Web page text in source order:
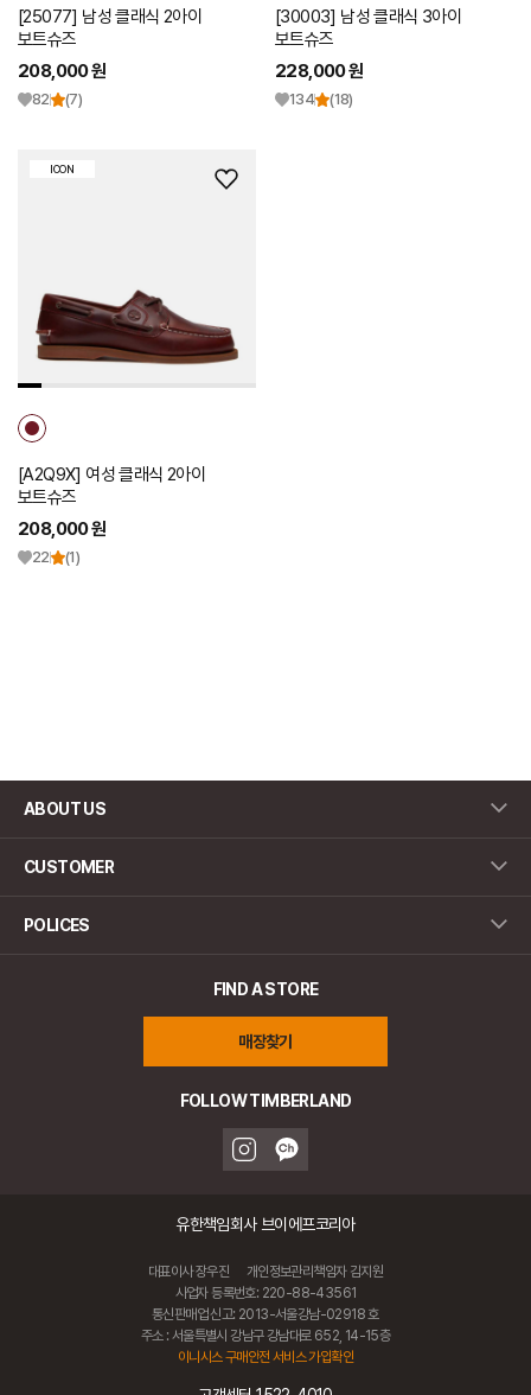
[25077] 남성 클래식 2아이
보트슈즈
208,000 원
82 (7)
[30003] 남성 클래식 3아이
보트슈즈
228,000 원
134 (18)
위
추
가
ICON
[A2Q9X] 여성 클래식 2아이
보트슈즈
208,000 원
22 (1)
ABOUT US
CUSTOMER
POLICES
FIND A STORE
매장찾기
FOLLOW TIMBERLAND
유한책임회사 브이에프코리아
대표이사 장우진
개인정보관리책임자 김지원
사업자 등록번호: 220-88-43561
통신판매업 신고: 2013-서울강남-02918 호
주소 : 서울특별시 강남구 강남대로 652, 14-15층
이니시스 구매안전 서비스 가입확인